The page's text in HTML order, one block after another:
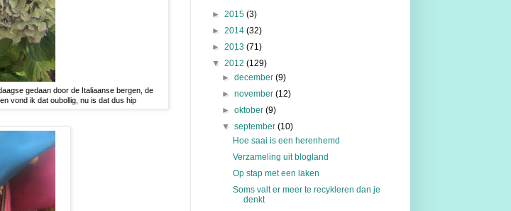
gedaan door de Italiaanse bergen, de
vond ik dat oubollig, nu is dat dus hip
► 2015 (3)
► 2014 (32)
► 2013 (71)
▼ 2012 (129)
►december(9)
►november(12)
►oktober(9)
▼september(10)
Hoe saai is een herenhemd
Verzameling uit blogland
Op stap met een laken
Soms valt er meer te recykleren dan je
denkt